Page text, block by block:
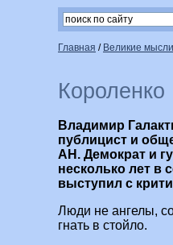
Главная / Великие мысли
Короленко
Владимир
публицист и
АН. Демократ и
несколько лет в
выступил с
Люди не ангелы,
гнать в стойло.